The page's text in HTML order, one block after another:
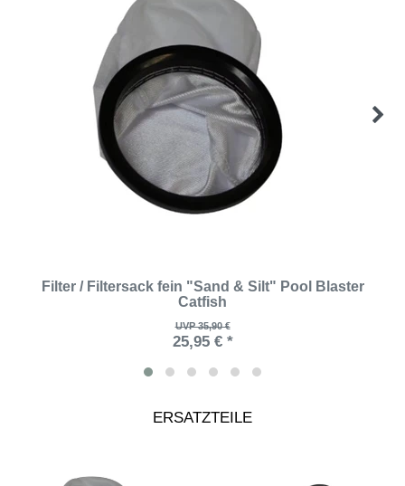
Filter / Filtersack fein "Sand & Silt" Pool Blaster
Catfish
UVP 35,90 €
25,95 € *
ERSATZTEILE